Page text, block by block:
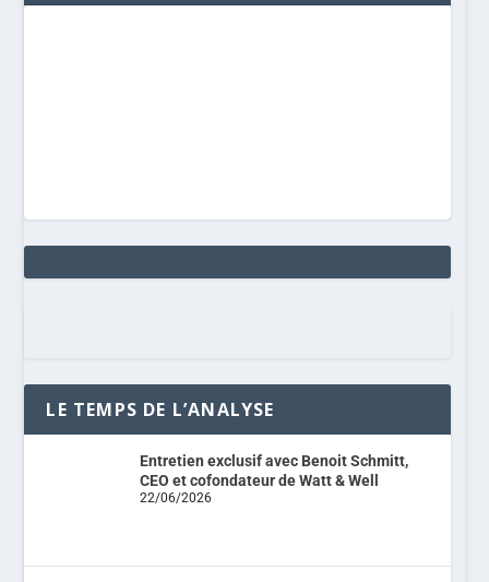
LE TEMPS DE L’ANALYSE
Entretien exclusif avec Benoit Schmitt,
CEO et cofondateur de Watt & Well
22/06/2026